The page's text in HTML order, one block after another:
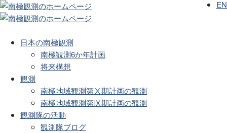
日本の南極観測
南極観測6か年計画
将来構想
観測
南極地域観測第Ⅹ期計画の観測
南極地域観測第Ⅸ期計画の観測
観測隊の活動
観測隊ブログ
EN